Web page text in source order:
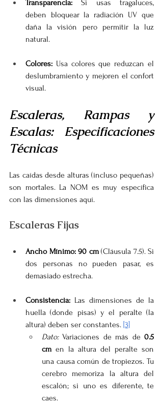
Transparencia: Si usas tragaluces,
deben bloquear la radiación UV que
daña la visión pero permitir la luz
natural.
Colores: Usa colores que reduzcan el
deslumbramiento y mejoren el confort
visual.
Escaleras, Rampas y
Escalas: Especificaciones
Técnicas
Las caídas desde alturas (incluso pequeñas)
son mortales. La NOM es muy específica
con las dimensiones aquí.
Escaleras Fijas
Ancho Mínimo: 90 cm (Cláusula 7.5). Si
dos personas no pueden pasar, es
demasiado estrecha.
Consistencia: Las dimensiones de la
huella (donde pisas) y el peralte (la
altura) deben ser constantes. [3]
Dato: Variaciones de más de 0.5
cm en la altura del peralte son
una causa común de tropiezos. Tu
cerebro memoriza la altura del
escalón; si uno es diferente, te
caes.